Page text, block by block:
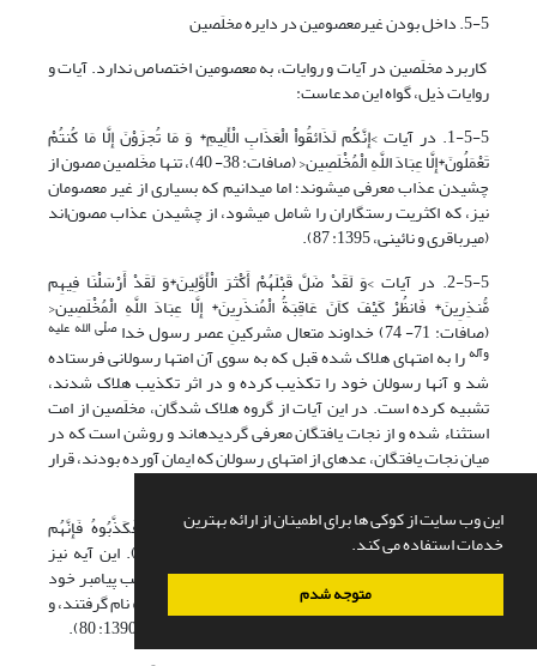
این وب سایت از کوکی ها برای اطمینان از ارائه بهترین
خدمات استفاده می کند.
متوجه شدم
5-5. داخل بودن غیرمعصومین در دایره مخلَصین
کاربرد مخلَصین در آیات و روایات، به معصومین اختصاص ندارد. آیات و
روایات ذیل، گواه این مدعاست:
1-5-5. در آیات >إِنَّکُم لَذَائقُواْ الْعَذَابِ الْأَلِیمِ* وَ مَا تُجزَوْنَ إِلَّا مَا کُنتُمْ
تَعْمَلُونَ*إِلَّا عِبَادَ اللَّهِ الْمُخْلَصِین< (صافات: 38- 40)، تنها مخَلصین مصون از
چشیدن عذاب معرفی می­شوند؛ اما می­دانیم که بسیاری از غیر معصومان
نیز، که اکثریت رستگاران را شامل می­شود، از چشیدن عذاب مصون‌اند
(میرباقری و نائینی، 1395: 87).
2-5-5. در آیات >وَ لَقَدْ ضَلَّ قَبْلَهُمْ أَکْثرَ الْأَوَّلِینَ*وَ لَقَدْ أَرْسَلْنَا فِیهِم
مُّنذِرِینَ* فَانظُرْ کَیْفَ کاَنَ عَاقِبَةُ الْمُنذَرِینَ* إِلَّا عِبَادَ اللَّهِ الْمُخْلَصِین<
(صافات: 71- 74) خداوند متعال مشرکینِ عصر رسول خدا
صلّی الله علیه
وآلهرا به امت­های هلاک شده قبل که به سوی آن امت­ها رسولانی فرستاده
شد و آنها رسولان خود را تکذیب کرده و در اثر تکذیب هلاک شدند،
تشبیه کرده است. در این آیات از گروه هلاک شدگان، مخلَصین از امت
استثناء شده و از نجات یافتگان معرفی گردیده­اند و روشن است که در
میان نجات یافتگان، عده­ای از امت­های رسولان که ایمان آورده بودند، قرار
داشتند که معصوم نبودند (فاریاب، 1390: 80).
3-5-5. خداوند متعال در آیه‌ای دیگر می‌فرماید: >فَکَذَّبُوهُ فَإِنَّهُم
لَمُحْضَرُونَ* إِلَّا عِبَادَ اللَّهِ الْمُخْلَصِین< (صافات: 127- 128). این آیه نیز
سرگذشت قوم حضرت الیاس% را بیان می‌کند که به تکذیب پیامبر خود
پرداختند و در میان آنها مومنان اندکی بودند که «مخلَصین» نام گرفتند، و